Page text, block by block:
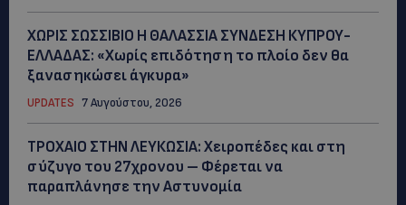
ΧΩΡΙΣ ΣΩΣΣΙΒΙΟ Η ΘΑΛΑΣΣΙΑ ΣΥΝΔΕΣΗ ΚΥΠΡΟΥ-
ΕΛΛΑΔΑΣ: «Χωρίς επιδότηση το πλοίο δεν θα
ξανασηκώσει άγκυρα»
UPDATES 7 Αυγούστου, 2026
ΤΡΟΧΑΙΟ ΣΤΗΝ ΛΕΥΚΩΣΙΑ: Χειροπέδες και στη
σύζυγο του 27χρονου – Φέρεται να
παραπλάνησε την Αστυνομία